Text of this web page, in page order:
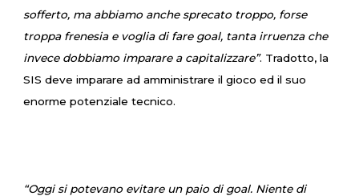
sofferto, ma abbiamo anche sprecato troppo, forse
troppa frenesia e voglia di fare goal, tanta irruenza che
invece dobbiamo imparare a capitalizzare”. Tradotto, la
SIS deve imparare ad amministrare il gioco ed il suo
enorme potenziale tecnico.
“Oggi si potevano evitare un paio di goal. Niente di